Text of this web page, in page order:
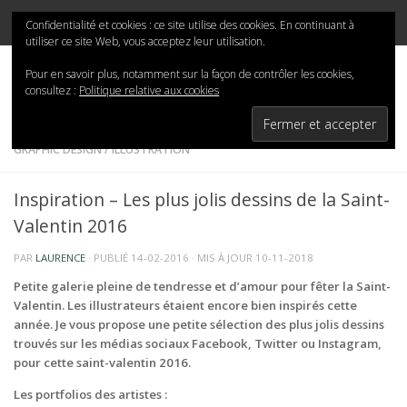
Skip to content
Mina-San
GRAPHIC DESIGN/ILLUSTRATION
Inspiration – Les plus jolis dessins de la Saint-
Valentin 2016
PAR LAURENCE · PUBLIÉ 14-02-2016 · MIS À JOUR 10-11-2018
Petite galerie pleine de tendresse et d’amour pour fêter la Saint-
Valentin. Les illustrateurs étaient encore bien inspirés cette
année. Je vous propose une petite sélection des plus jolis dessins
trouvés sur les médias sociaux Facebook, Twitter ou Instagram,
pour cette saint-valentin 2016.
Les portfolios des artistes :
Confidentialité et cookies : ce site utilise des cookies. En continuant à
utiliser ce site Web, vous acceptez leur utilisation.
Pour en savoir plus, notamment sur la façon de contrôler les cookies,
consultez : Politique relative aux cookies